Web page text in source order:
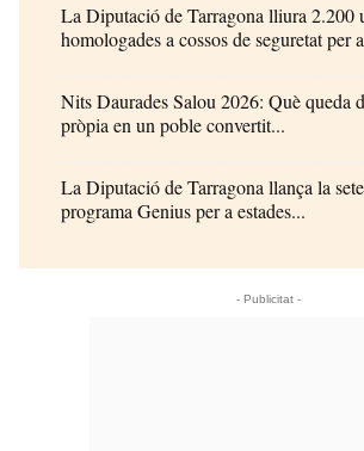
La Diputació de Tarragona lliura 2.200
homologades a cossos de seguretat per
Nits Daurades Salou 2026: Què queda
pròpia en un poble convertit...
La Diputació de Tarragona llança la
programa Genius per a estades...
- Publicitat -